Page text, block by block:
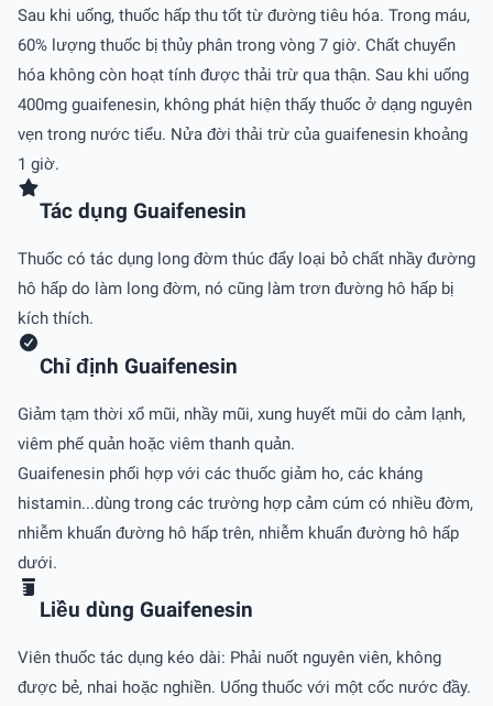
Sau khi uống, thuốc hấp thu tốt từ đường tiêu hóa. Trong máu,
60% lượng thuốc bị thủy phân trong vòng 7 giờ. Chất chuyển
hóa không còn hoạt tính được thải trừ qua thận. Sau khi uống
400mg guaifenesin, không phát hiện thấy thuốc ở dạng nguyên
vẹn trong nước tiểu. Nửa đời thải trừ của guaifenesin khoảng
1 giờ.
Tác dụng Guaifenesin
Thuốc có tác dụng long đờm thúc đẩy loại bỏ chất nhầy đường
hô hấp do làm long đờm, nó cũng làm trơn đường hô hấp bị
kích thích.
Chỉ định Guaifenesin
Giảm tạm thời xổ mũi, nhầy mũi, xung huyết mũi do cảm lạnh,
viêm phế quản hoặc viêm thanh quản.
Guaifenesin phối hợp với các thuốc giảm ho, các kháng
histamin...dùng trong các trường hợp cảm cúm có nhiều đờm,
nhiễm khuẩn đường hô hấp trên, nhiễm khuẩn đường hô hấp
dưới.
Liều dùng Guaifenesin
Viên thuốc tác dụng kéo dài: Phải nuốt nguyên viên, không
được bẻ, nhai hoặc nghiền. Uống thuốc với một cốc nước đầy.